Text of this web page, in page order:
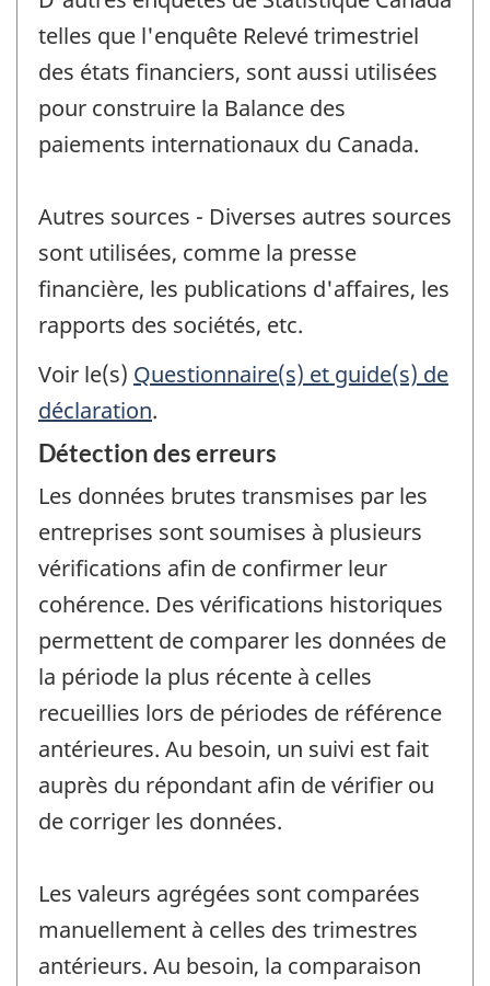
telles que l'enquête Relevé trimestriel
des états financiers, sont aussi utilisées
pour construire la Balance des
paiements internationaux du Canada.
Autres sources - Diverses autres sources
sont utilisées, comme la presse
financière, les publications d'affaires, les
rapports des sociétés, etc.
Voir le(s) Questionnaire(s) et guide(s) de
déclaration.
Détection des erreurs
Les données brutes transmises par les
entreprises sont soumises à plusieurs
vérifications afin de confirmer leur
cohérence. Des vérifications historiques
permettent de comparer les données de
la période la plus récente à celles
recueillies lors de périodes de référence
antérieures. Au besoin, un suivi est fait
auprès du répondant afin de vérifier ou
de corriger les données.
Les valeurs agrégées sont comparées
manuellement à celles des trimestres
antérieurs. Au besoin, la comparaison